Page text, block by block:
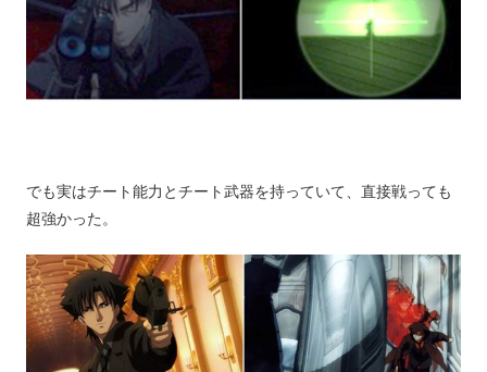
でも実はチート能力とチート武器を持っていて、直接戦っても
超強かった。